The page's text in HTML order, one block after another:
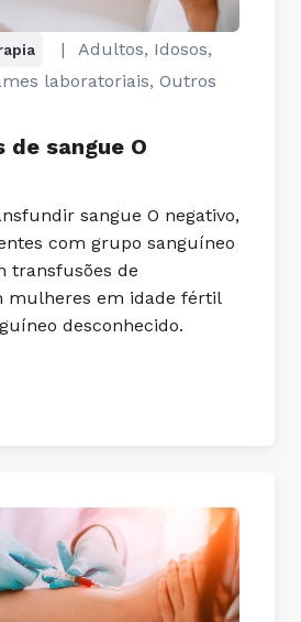
|
Adultos, Idosos,
laboratoriais, Outros
de sangue O
sangue O negativo,
com grupo sanguíneo
transfusões de
mulheres em idade fértil
desconhecido.